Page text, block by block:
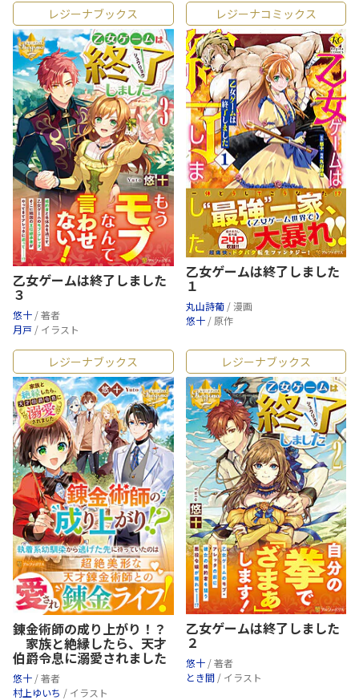
レジーナブックス
乙女ゲームは終了しました
３
悠十 / 著者
月戸 / イラスト
レジーナコミックス
乙女ゲームは終了しました
１
丸山詩葡 / 漫画
悠十 / 原作
レジーナブックス
錬金術師の成り上がり！？
家族と絶縁したら、天才
伯爵令息に溺愛されました
悠十 / 著者
村上ゆいち / イラスト
レジーナブックス
乙女ゲームは終了しました
２
悠十 / 著者
とき間 / イラスト